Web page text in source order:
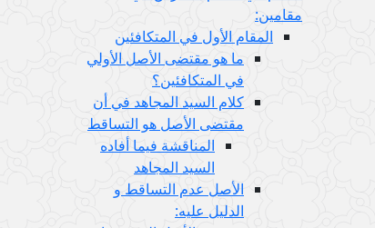
مقامين:
المقام الأول في المتكافئين
ما هو مقتضى الأصل الأولي
في المتكافئين؟
كلام السيد المجاهد في أن
مقتضى الأصل هو التساقط
المناقشة فيما أفاده
السيد المجاهد
الأصل عدم التساقط و
الدليل عليه: